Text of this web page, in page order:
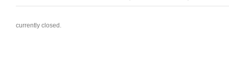
currently closed.